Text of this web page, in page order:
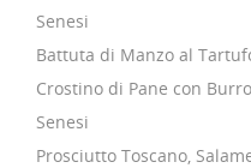
Senesi
Battuta di Manzo al
Crostino di Pane con
Senesi
Prosciutto Toscano,